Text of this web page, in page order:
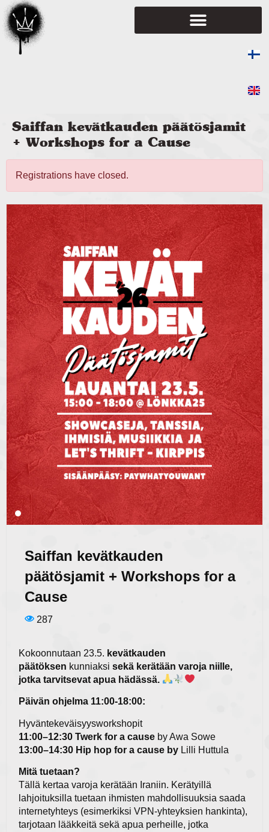
Saiffan kevätkauden päätösjamit
+ Workshops for a Cause
Registrations have closed.
Saiffan kevätkauden
päätösjamit + Workshops for a
Cause
287
Kokoonnutaan 23.5. kevätkauden
päätöksen kunniaksi sekä kerätään varoja niille,
jotka tarvitsevat apua hädässä.
Päivän ohjelma 11:00-18:00:
Hyväntekeväisyysworkshopit
11:00–12:30 Twerk for a cause by Awa Sowe
13:00–14:30 Hip hop for a cause by Lilli Huttula
Mitä tuetaan?
Tällä kertaa varoja kerätään Iraniin. Kerätyillä
lahjoituksilla tuetaan ihmisten mahdollisuuksia saada
internetyhteys (esimerkiksi VPN-yhteyksien hankinta),
tarjotaan lääkkeitä sekä apua perheille, jotka